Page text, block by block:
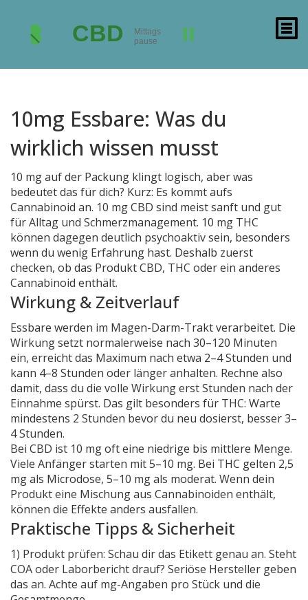
10mg Essbare: Was du
wirklich wissen musst
10 mg auf der Packung klingt logisch, aber was
bedeutet das für dich? Kurz: Es kommt aufs
Cannabinoid an. 10 mg CBD sind meist sanft und gut
für Alltag und Schmerzmanagement. 10 mg THC
können dagegen deutlich psychoaktiv sein, besonders
wenn du wenig Erfahrung hast. Deshalb zuerst
checken, ob das Produkt CBD, THC oder ein anderes
Cannabinoid enthält.
Wirkung & Zeitverlauf
Essbare werden im Magen-Darm-Trakt verarbeitet. Die
Wirkung setzt normalerweise nach 30–120 Minuten
ein, erreicht das Maximum nach etwa 2–4 Stunden und
kann 4–8 Stunden oder länger anhalten. Rechne also
damit, dass du die volle Wirkung erst Stunden nach der
Einnahme spürst. Das gilt besonders für THC: Warte
mindestens 2 Stunden bevor du neu dosierst, besser 3–
4 Stunden.
Bei CBD ist 10 mg oft eine niedrige bis mittlere Menge.
Viele Anfänger starten mit 5–10 mg. Bei THC gelten 2,5
mg als Microdose, 5–10 mg als moderat. Wenn dein
Produkt eine Mischung aus Cannabinoiden enthält,
können die Effekte anders ausfallen.
Praktische Tipps & Sicherheit
1) Produkt prüfen: Schau dir das Etikett genau an. Steht
COA oder Laborbericht drauf? Seriöse Hersteller geben
das an. Achte auf mg-Angaben pro Stück und die